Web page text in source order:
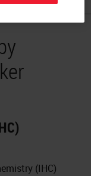
(IHC)